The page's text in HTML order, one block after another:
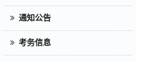
通知公告
考务信息